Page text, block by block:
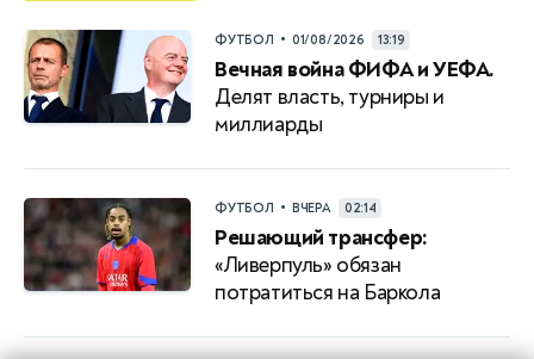
ФУТБОЛ • 01/08/2026 13:19
Вечная война ФИФА и УЕФА.
Делят власть, турниры и
миллиарды
ФУТБОЛ • ВЧЕРА 02:14
Решающий трансфер:
«Ливерпуль» обязан
потратиться на Баркола